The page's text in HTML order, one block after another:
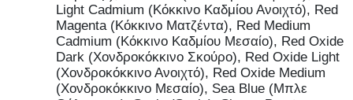
Light Cadmium (Κόκκινο Καδμίου Ανοιχτό), Red
Magenta (Κόκκινο Ματζέντα), Red Medium
Cadmium (Κόκκινο Καδμίου Μεσαίο), Red Oxide
Dark (Χονδροκόκκινο Σκούρο), Red Oxide Light
(Χονδροκόκκινο Ανοιχτό), Red Oxide Medium
(Χονδροκόκκινο Μεσαίο), Sea Blue (Μπλε